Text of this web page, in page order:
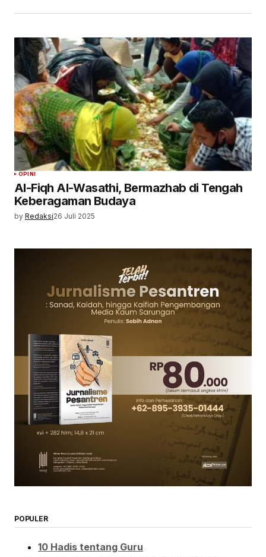
OPINI
Al-Fiqh Al-Wasathi, Bermazhab di Tengah
Keberagaman Budaya
by Redaksi26 Juli 2025
POPULER
10 Hadis tentang Guru